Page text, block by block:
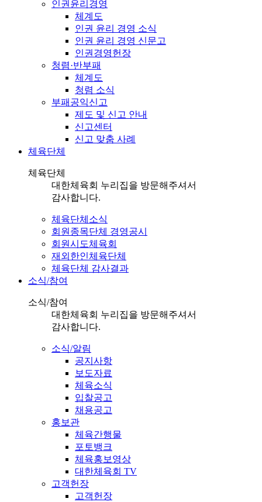
인권윤리경영
체계도
인권 윤리 경영 소식
인권 윤리 경영 신문고
인권경영헌장
청렴·반부패
체계도
청렴 소식
부패공익신고
제도 및 신고 안내
신고센터
신고 맞춤 사례
체육단체
체육단체
대한체육회 누리집을 방문해주셔서
감사합니다.
체육단체소식
회원종목단체 경영공시
회원시도체육회
재외한인체육단체
체육단체 감사결과
소식/참여
소식/참여
대한체육회 누리집을 방문해주셔서
감사합니다.
소식/알림
공지사항
보도자료
체육소식
입찰공고
채용공고
홍보관
체육간행물
포토뱅크
체육홍보영상
대한체육회 TV
고객헌장
고객헌장